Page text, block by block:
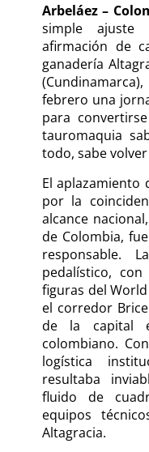
Arbeláez –
simple ajuste
afirmación de
ganadería
febrero una
para
tauromaquia
todo, sabe
El aplazamiento
por la
alcance
de Colombia,
responsable.
pedalístico,
figuras del
el corredor
de la capital
colombiano.
logística
resultaba
fluido de
equipos
Altagracia.